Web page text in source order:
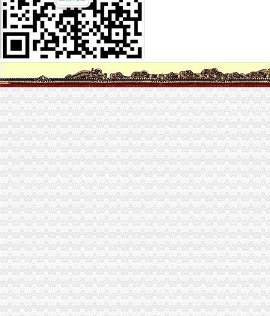
南岸区铜元局街道办-城市吧街景地图
轻轨三号线铜元局站到底什么时候开通_重庆市公开信箱
铜元局街道办_电话_地址|在哪里_上班时间-重庆本地宝
后的铜元局：重庆百年“聚宝盆”现已衰败不堪_搜狐文化_搜狐网
【重庆铜元局接待招聘网_接待招聘信息】-重庆智联招聘
铜元局期货_铜元局期货公司_铜元局期货开户-qd8.com.cn
铜元局街道食监办开展餐饮单位油烟污染专项整行动
铜元局街道“两违”办进社区确保换届社区“两违”整工作平稳过渡
户口在南岸区铜元局准生证在哪里办-搜问问
【浙江铜元局大清铜二文版式及其研究】_太雨______新浪博客
【铜元局办公家具维修_铜元局家具维修】-58到家
南岸区铜元局街道办电话,南岸区铜元局街道办电话多少_图吧电话查询
轨道三号线铜元局站预计年内开通-吉屋网
铜元局股票开户_铜元局股票开户服务公司-qd8.com.cn
【铜元局办公耗材回收|铜元局二手办公耗材回收】-今题铜元局办公耗
重庆南岸区铜元局街道食监办开展“柴火”类餐饮单位专项整工
别：男年龄：26地区：重庆重庆南岸区铜元局社区卫生服务中心可以
铜元局食开展蘑菇等三种食用农产品专项抽验工作-重庆市南岸区人民
铜元局-重庆爱问分类
重庆铜元局邮政编码是多少？-家居装修互动问答
关闭的苏州铜元局再起_乐活苏州_中国江苏网
河南铜元局遗址访_收资讯_华夏收网
铜元局办公司
铜元局-重庆爱问分类
海外2018年大清铜中间粤字市场价值快速出式免费鉴定深圳展会布